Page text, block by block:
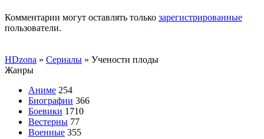
Комментарии могут оставлять только зарегистрированные
пользователи.
HDzona » Сериалы » Учености плоды
Жанры
Аниме 254
Биографии 366
Боевики 1710
Вестерны 77
Военные 355